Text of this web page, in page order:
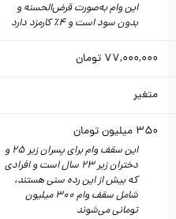
این وام به‌صورت قرض‌الحسنه و
بدون سود است و 4٪ کارمزد دارد
77,000,000 تومان
متغیر
350میلیون تومان
این سقف وام برای پسران زیر 25 و
دختران زیر 23 سال است و افرادی
که بیش از این رده سنی هستند،
شامل سقف وام 300 میلیون
تومانی می‌شوند